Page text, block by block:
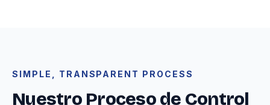
SIMPLE, TRANSPARENT PROCESS
Nuestro Proceso de Control